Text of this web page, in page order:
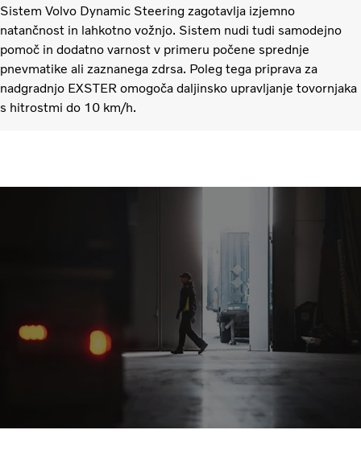
Sistem Volvo Dynamic Steering zagotavlja izjemno
natančnost in lahkotno vožnjo. Sistem nudi tudi samodejno
pomoč in dodatno varnost v primeru počene sprednje
pnevmatike ali zaznanega zdrsa. Poleg tega priprava za
nadgradnjo EXSTER omogoča daljinsko upravljanje tovornjaka
s hitrostmi do 10 km/h.